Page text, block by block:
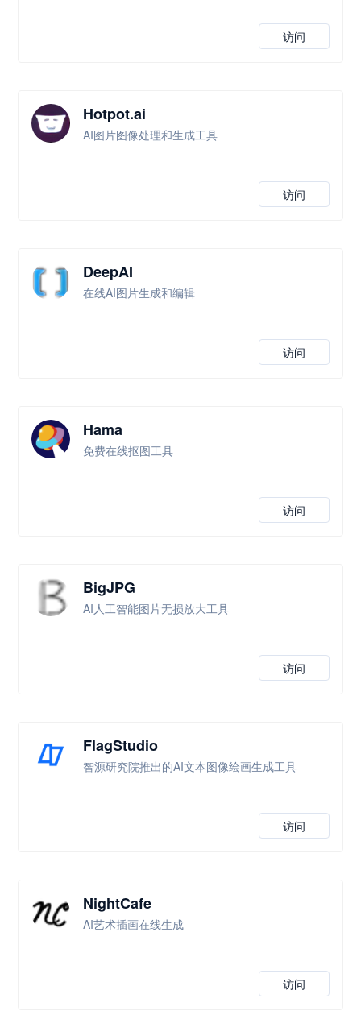
访问
Hotpot.ai
AI图片图像处理和生成工具
访问
DeepAI
在线AI图片生成和编辑
访问
Hama
免费在线抠图工具
访问
BigJPG
AI人工智能图片无损放大工具
访问
FlagStudio
智源研究院推出的AI文本图像绘画生成工具
访问
NightCafe
AI艺术插画在线生成
访问